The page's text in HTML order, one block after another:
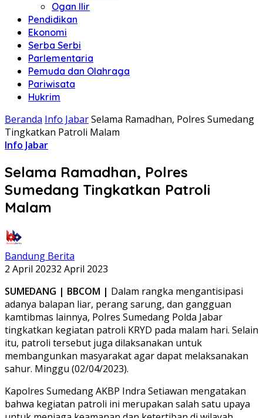
Ogan Ilir
Pendidikan
Ekonomi
Serba Serbi
Parlementaria
Pemuda dan Olahraga
Pariwisata
Hukrim
Beranda Info JabarSelama Ramadhan, Polres Sumedang
Tingkatkan Patroli Malam
Info Jabar
Selama Ramadhan, Polres
Sumedang Tingkatkan Patroli
Malam
Bandung Berita
2 April 20232 April 2023
SUMEDANG | BBCOM | Dalam rangka mengantisipasi
adanya balapan liar, perang sarung, dan gangguan
kamtibmas lainnya, Polres Sumedang Polda Jabar
tingkatkan kegiatan patroli KRYD pada malam hari. Selain
itu, patroli tersebut juga dilaksanakan untuk
membangunkan masyarakat agar dapat melaksanakan
sahur. Minggu (02/04/2023).
Kapolres Sumedang AKBP Indra Setiawan mengatakan
bahwa kegiatan patroli ini merupakan salah satu upaya